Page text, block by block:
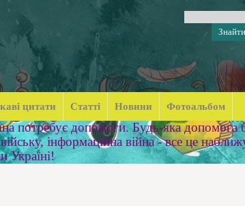
цитати Статті Новини Фотоальбом
потребує допомоги. Будь-яка допомога
інформаційна війна - все це
Україні!